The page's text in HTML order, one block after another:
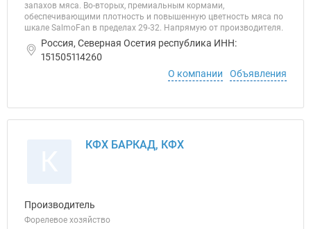
запахов мяса. Во-вторых, премиальным кормами,
обеспечивающими плотность и повышенную цветность мяса по
шкале SalmoFan в пределах 29-32. Напрямую от производителя.
Россия, Северная Осетия республика ИНН:
151505114260
О компании
Объявления
КФХ БАРКАД, КФХ
Производитель
Форелевое хозяйство